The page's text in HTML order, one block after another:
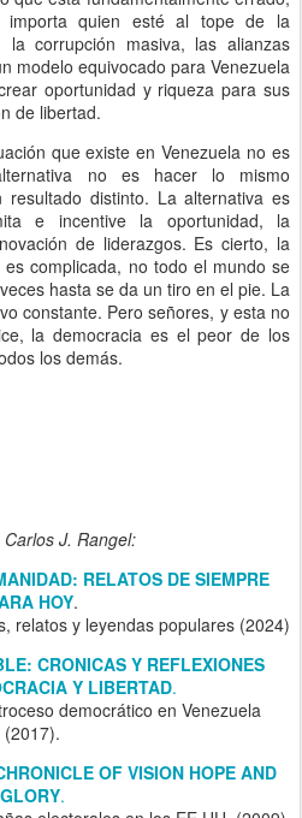
quien esté al tope de la
corrupción masiva, las alianzas
modelo equivocado para Venezuela
oportunidad y riqueza para sus
de libertad.
que existe en Venezuela no es
no es hacer lo mismo
resultado distinto. La alternativa es
e incentive la oportunidad, la
de liderazgos. Es cierto, la
complicada, no todo el mundo se
hasta se da un tiro en el pie. La
constante. Pero señores, y esta no
la democracia es el peor de los
los demás.
J. Rangel:
RELATOS DE SIEMPRE
HOY.
relatos y leyendas populares (2024)
CRONICAS Y REFLEXIONES
Y LIBERTAD.
democrático en Venezuela
(2017).
OF VISION HOPE AND
GLORY.